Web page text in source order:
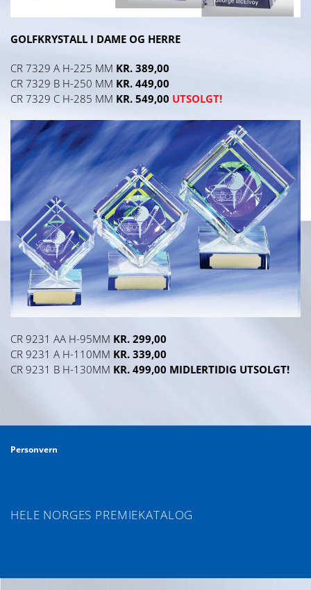
GOLFKRYSTALL I DAME OG HERRE
CR 7329 A H-225 MM KR. 389,00
CR 7329 B H-250 MM KR. 449,00
CR 7329 C H-285 MM KR. 549,00 UTSOLGT!
CR 9231 AA H-95MM KR. 299,00
CR 9231 A H-110MM KR. 339,00
CR 9231 B H-130MM KR. 499,00 MIDLERTIDIG UTSOLGT!
Personvern
HELE NORGES PREMIEKATALOG